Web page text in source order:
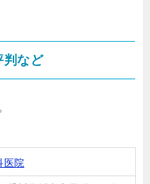
判など
医院